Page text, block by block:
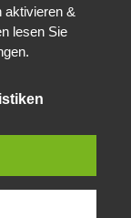
aktivieren &
lesen Sie